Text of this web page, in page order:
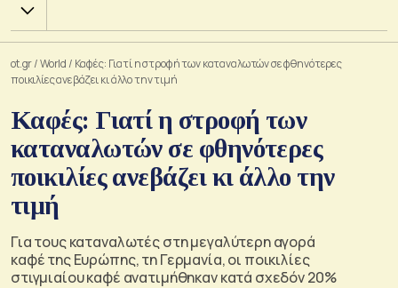
Χ.Α.
ot.gr/World / Καφές: Γιατί η στροφή των καταναλωτών σε φθηνότερες
ποικιλίες ανεβάζει κι άλλο την τιμή
Καφές: Γιατί η στροφή των
καταναλωτών σε φθηνότερες
ποικιλίες ανεβάζει κι άλλο την
τιμή
Για τους καταναλωτές στη μεγαλύτερη αγορά
καφέ της Ευρώπης, τη Γερμανία, οι ποικιλίες
στιγμιαίου καφέ ανατιμήθηκαν κατά σχεδόν 20%